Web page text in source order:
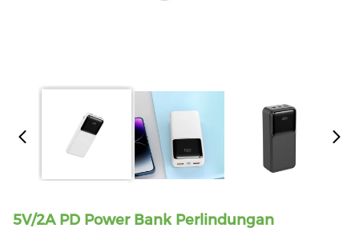
5V/2A PD Power Bank Perlindungan